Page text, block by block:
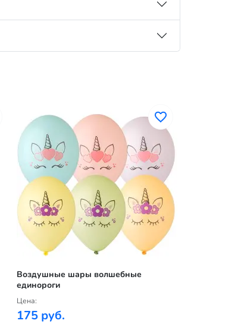
Воздушные шары волшебные
единороги
Цена:
175 руб.